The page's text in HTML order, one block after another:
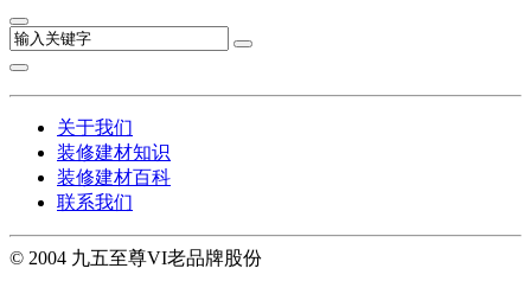
关于我们
装修建材知识
装修建材百科
联系我们
© 2004 九五至尊VI老品牌股份